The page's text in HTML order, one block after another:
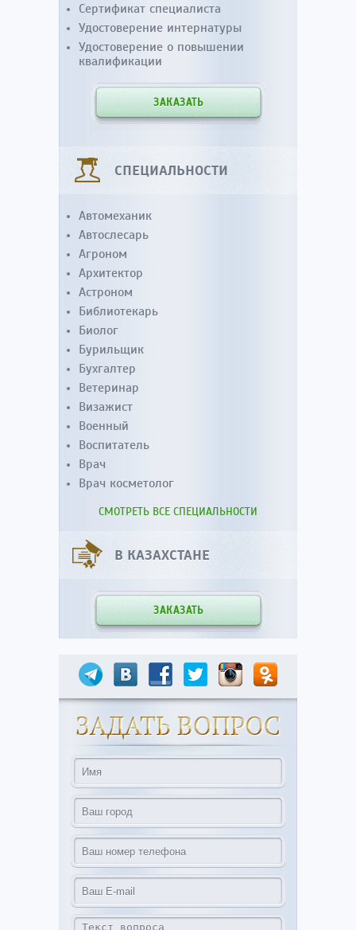
Сертификат специалиста
Удостоверение интернатуры
Удостоверение о повышении
квалификации
ЗАКАЗАТЬ
СПЕЦИАЛЬНОСТИ
Автомеханик
Автослесарь
Агроном
Архитектор
Астроном
Библиотекарь
Биолог
Бурильщик
Бухгалтер
Ветеринар
Визажист
Военный
Воспитатель
Врач
Врач косметолог
СМОТРЕТЬ ВСЕ СПЕЦИАЛЬНОСТИ
В КАЗАХСТАНЕ
ЗАКАЗАТЬ